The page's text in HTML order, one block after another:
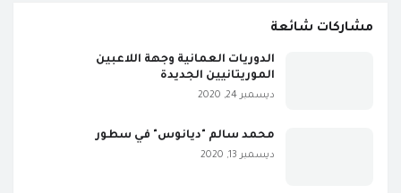
مشاركات شائعة
الدوريات العمانية وجهة اللاعبين
الموريتانيين الجديدة
ديسمبر 24, 2020
محمد سالم "ديانوس" في سطور
ديسمبر 13, 2020